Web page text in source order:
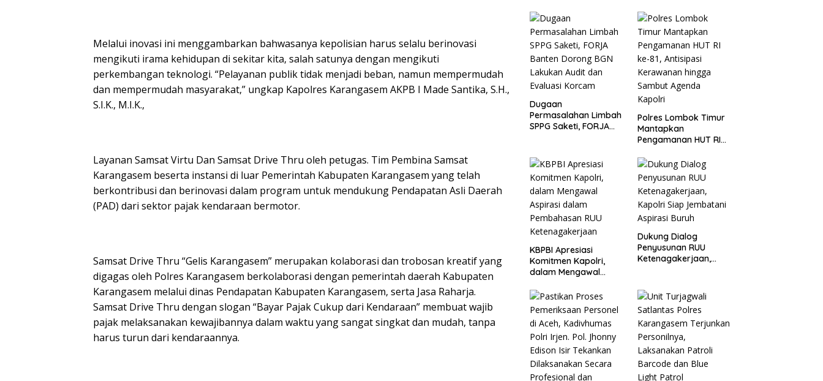
Melalui inovasi ini menggambarkan bahwasanya kepolisian harus selalu berinovasi
mengikuti irama kehidupan di sekitar kita, salah satunya dengan mengikuti
perkembangan teknologi. “Pelayanan publik tidak menjadi beban, namun mempermudah
dan mempermudah masyarakat,” ungkap Kapolres Karangasem AKPB I Made Santika, S.H.,
S.I.K., M.I.K.,
Layanan Samsat Virtu Dan Samsat Drive Thru oleh petugas. Tim Pembina Samsat
Karangasem beserta instansi di luar Pemerintah Kabupaten Karangasem yang telah
berkontribusi dan berinovasi dalam program untuk mendukung Pendapatan Asli Daerah
(PAD) dari sektor pajak kendaraan bermotor.
Samsat Drive Thru “Gelis Karangasem” merupakan kolaborasi dan trobosan kreatif yang
digagas oleh Polres Karangasem berkolaborasi dengan pemerintah daerah Kabupaten
Karangasem melalui dinas Pendapatan Kabupaten Karangasem, serta Jasa Raharja.
Samsat Drive Thru dengan slogan “Bayar Pajak Cukup dari Kendaraan” membuat wajib
pajak melaksanakan kewajibannya dalam waktu yang sangat singkat dan mudah, tanpa
harus turun dari kendaraannya.
Dana Desa Rp 84
Juta, Kades
Argomulyo Belitang
Jaya Hilang 3 Bulan
Bawa Anggaran
Pembangunan
NTB
Dugaan
Permasalahan Limbah
SPPG Saketi, FORJA
Evaluasi Korcam
Polres Lombok Timur
Mantapkan
Pengamanan HUT RI
Kerawanan hingga
Sambut Agenda
Kapolri
KBPBI Apresiasi
Komitmen Kapolri,
dalam Mengawal
Pembahasan RUU
Ketenagakerjaan
Dukung Dialog
Penyusunan RUU
Ketenagakerjaan,
Buruh